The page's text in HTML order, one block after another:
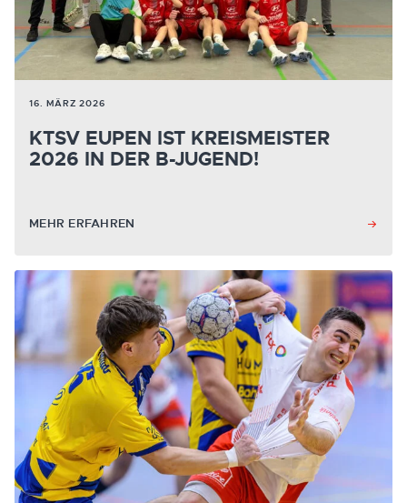
16. MÄRZ 2026
KTSV EUPEN IST KREISMEISTER
2026 IN DER B-JUGEND!
MEHR ERFAHREN